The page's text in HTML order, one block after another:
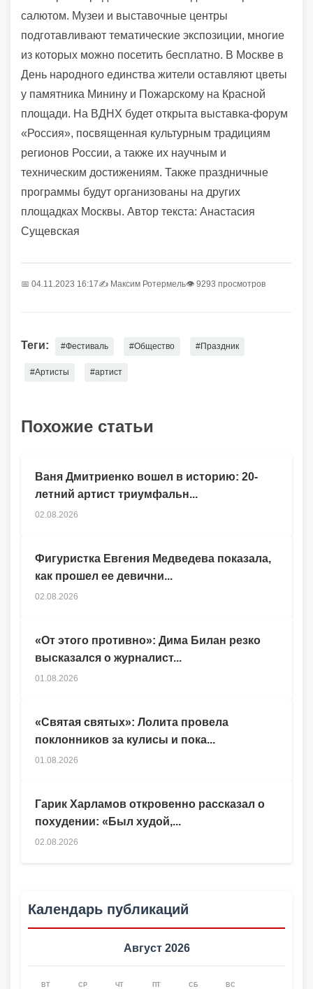
салютом. Музеи и выставочные центры
подготавливают тематические экспозиции, многие
из которых можно посетить бесплатно. В Москве в
День народного единства жители оставляют цветы
у памятника Минину и Пожарскому на Красной
площади. На ВДНХ будет открыта выставка-форум
«Россия», посвященная культурным традициям
регионов России, а также их научным и
техническим достижениям. Также праздничные
программы будут организованы на других
площадках Москвы. Автор текста: Анастасия
Сущевская
📅 04.11.2023 16:17✍️ Максим Ротермель👁 9293 просмотров
Теги: #Фестиваль #Общество #Праздник
#Артисты #артист
Похожие статьи
Гарик Харламов откровенно рассказал о
похудении: «Был худой,...
02.08.2026
Ваня Дмитриенко вошел в историю: 20-
летний артист триумфальн...
02.08.2026
Фигуристка Евгения Медведева показала,
как прошел ее девични...
02.08.2026
«От этого противно»: Дима Билан резко
высказался о журналист...
01.08.2026
«Святая святых»: Лолита провела
поклонников за кулисы и пока...
01.08.2026
Календарь публикаций
Август 2026
ВТ СР ЧТ ПТ СБ ВС